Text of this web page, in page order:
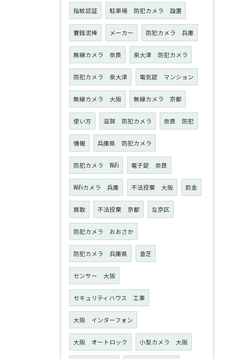
指紋認証 駐車場 防犯カメラ 設置
賽銭泥棒 メーカー 防犯カメラ 兵庫
無線カメラ 奈良 泉大津 防犯カメラ
防犯カメラ 泉大津 電気錠 マンション
無線カメラ 大阪 無線カメラ 京都
使い方 滋賀 防犯カメラ 奈良 防犯
情報 兵庫県 防犯カメラ
防犯カメラ WiFi 電子錠 奈良
WiFiカメラ 兵庫 不法投棄 大阪 罰金
買取 不法投棄 京都 左京区
防犯カメラ おおさか
防犯カメラ 兵庫県 香芝
センサー 大阪
セキュリティハウス 工事
大阪 インターフォン
大阪 オートロック 小型カメラ 大阪